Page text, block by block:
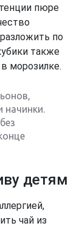
пюре
по
также
морозилке.
начинки.
детям
чай из